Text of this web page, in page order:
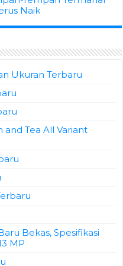
Naik
Ukuran Terbaru
Tea All Variant
Bekas, Spesifikasi
MP